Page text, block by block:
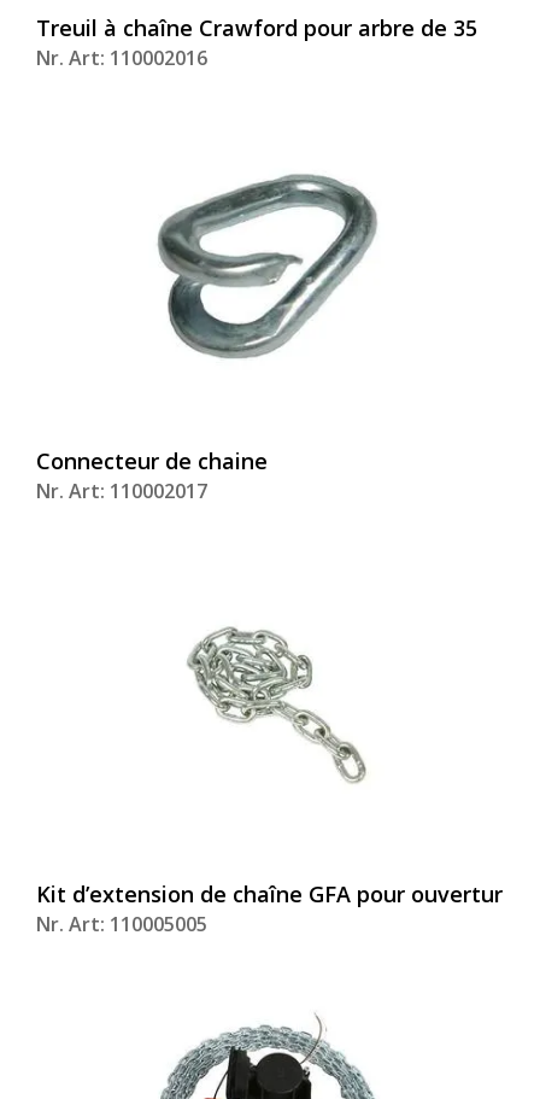
Treuil à chaîne Crawford pour arbre de 35
Nr. Art: 110002016
Connecteur de chaine
Nr. Art: 110002017
Kit d’extension de chaîne GFA pour ouvertur
Nr. Art: 110005005